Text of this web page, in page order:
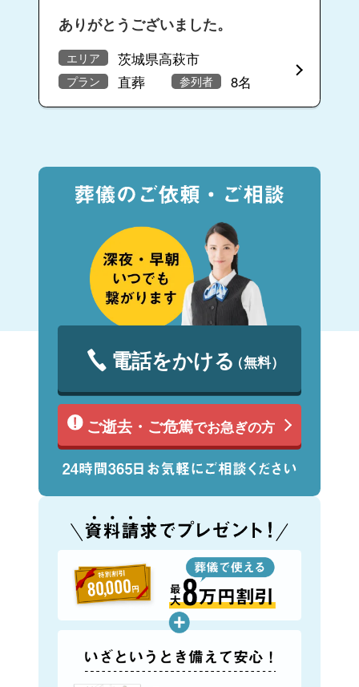
ありがとうございました。
エリア 茨城県高萩市
プラン 直葬 参列者 8名
電話をかける（無料）
ご逝去・ご危篤でお急ぎの方